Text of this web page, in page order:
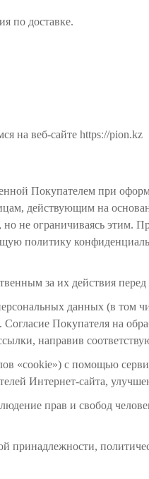
по доставке.
на веб-сайте httpsː//pion.kz
Покупателем при
действующим на
не ограничиваясь этим.
политику
за их действия
данных (в том
Покупателя на
направив
«cookie») с помощью
Интернет-сайта,
прав и свобод
принадлежности,